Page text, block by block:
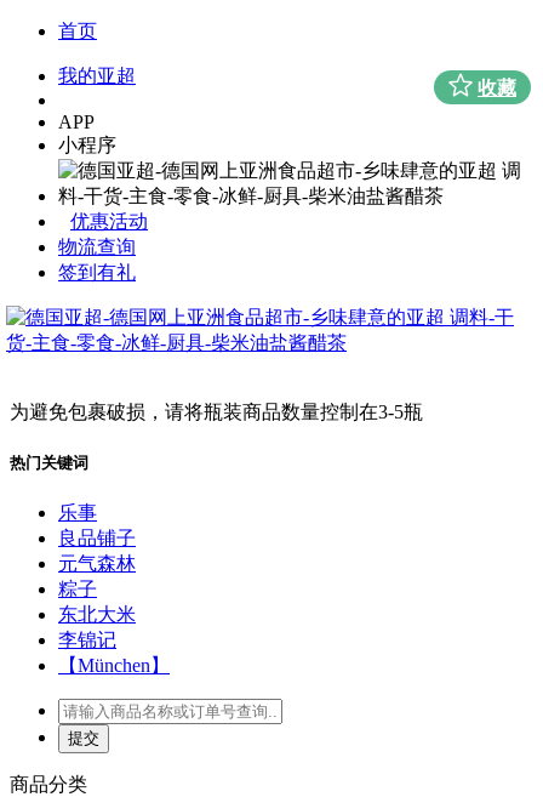
首页
我的亚超
APP
小程序
优惠活动
物流查询
签到有礼
为避免包裹破损，请将瓶装商品数量控制在3-5瓶
热门关键词
乐事
良品铺子
元气森林
粽子
东北大米
李锦记
【München】
商品分类
收藏